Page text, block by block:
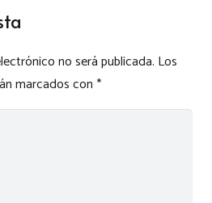
no será publicada. Los
marcados con*